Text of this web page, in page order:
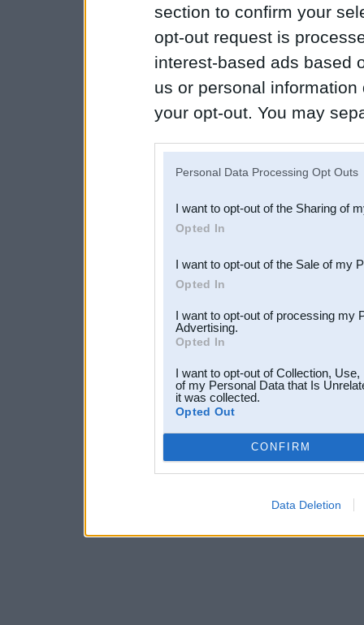
section to confirm your
opt-out request is
interest-based ads based
us or personal
your opt-out. You may
Downstream Participants
third parties.
Personal Data Processing Opt Outs
I want to opt-out of the Sharing of
Opted In
I want to opt-out of the Sale of my
Opted In
I want to opt-out of processing my
Advertising.
Opted In
I want to opt-out of Collection,
of my Personal Data that Is
it was collected.
Opted Out
CONFIRM
Data Deletion